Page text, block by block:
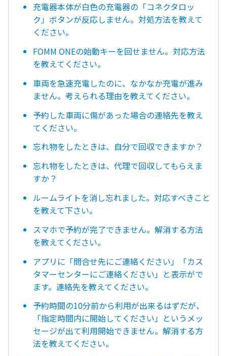
充電器本体が白色の充電器の「コネクタロッ
ク」ボタンが反応しません。対処方法を教えて
ください。
FOMM ONEの始動キーを回せません。対応方法
を教えてください。
車両を急速充電したのに、なかなか充電が進み
ません。考えられる理由を教えてください。
予約した車両に傷があった場合の連絡先を教え
てください。
忘れ物をしたときは、自分で回収できますか？
忘れ物をしたときは、代理で回収してもらえま
すか？
ルームライトを消し忘れました。対応すべきこと
を教えて下さい。
スマホで予約が完了できません。解消する方法
を教えてください。
アプリに「問合せ先にご連絡ください」「カス
タマーセンターにご連絡ください」と表示がで
ます。連絡先を教えてください。
予約時間の10分前から利用が出来るはずだが、
「指定時間内に開始してください」というメッ
セージが出て利用開始できません。解消する方
法を教えてください。